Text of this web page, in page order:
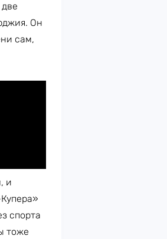
Он
сам,
и
спорта
тоже